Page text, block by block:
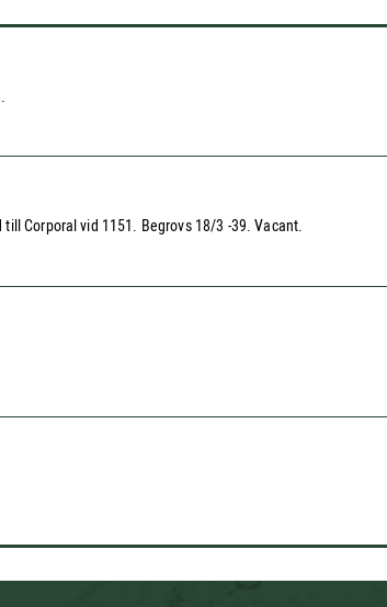
Corporal vid 1151. Begrovs 18/3 -39. Vacant.